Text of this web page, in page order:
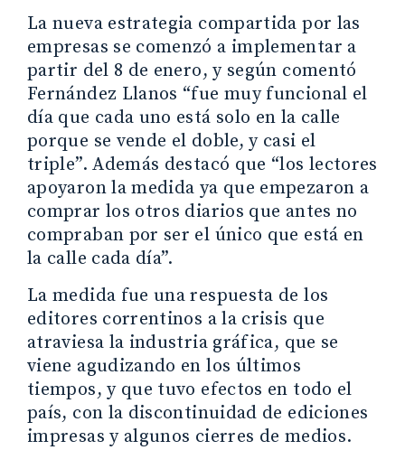
La nueva estrategia compartida por las
empresas se comenzó a implementar a
partir del 8 de enero, y según comentó
Fernández Llanos “fue muy funcional el
día que cada uno está solo en la calle
porque se vende el doble, y casi el
triple”. Además destacó que “los lectores
apoyaron la medida ya que empezaron a
comprar los otros diarios que antes no
compraban por ser el único que está en
la calle cada día”.
La medida fue una respuesta de los
editores correntinos a la crisis que
atraviesa la industria gráfica, que se
viene agudizando en los últimos
tiempos, y que tuvo efectos en todo el
país, con la discontinuidad de ediciones
impresas y algunos cierres de medios.